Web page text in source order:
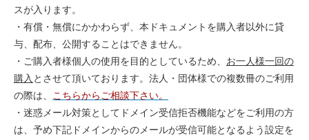
スが入ります。
・有償・無償にかかわらず、本ドキュメントを購入者以外に貸
与、配布、公開することはできません。
・ご購入者様個人の使用を目的としているため、 お一人様一回の
購入 とさせて頂いております。法人・団体様での複数冊のご利用
の際は、
こちらからご相談下さい。
・迷惑メール対策としてドメイン受信拒否機能などをご利用の方
は、予め下記ドメインからのメールが受信可能となるよう設定を